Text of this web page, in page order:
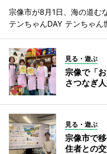
宗像市が8月1日、海の道む
テンちゃんDAY テンちゃん
見る・遊ぶ
宗像で「
さつなぎ
見る・遊ぶ
宗像市で
住者との